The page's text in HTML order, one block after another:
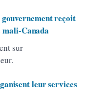
reçoit
mali-Canada
sur
leur services